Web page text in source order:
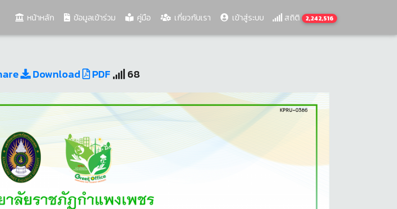
หน้าหลัก(current)ข้อมูลเข้าร่วม คู่มือ เกี่ยวกับเรา เข้าสู่ระบบ สถิติ 2,242,516
Download PDF 68